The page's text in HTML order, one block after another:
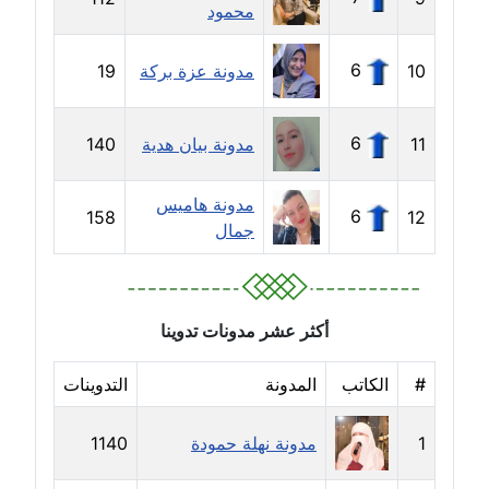
مدونة خولة سعيدان
عاملة
مدونة داليا السعيد
موقوف
مدونة داليا فاروق
عاملة
مدونة داليا نور
عاملة
مدونة دعاء الجابي
عاملة
محمود
10
6 مدونة عزة بركة 19
11
6 مدونة بيان هدية 140
12
6
مدونة هاميس
جمال
158
أكثر عشر مدونات تدوينا
# الكاتب المدونة التدوينات
1 مدونة نهلة حمودة 1140